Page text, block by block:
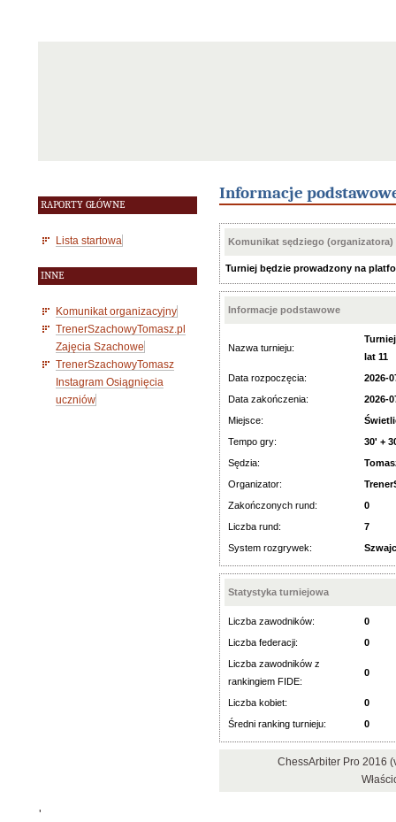
RAPORTY GŁÓWNE
Lista startowa
INNE
Komunikat organizacyjny
TrenerSzachowyTomasz.pl
Zajęcia Szachowe
TrenerSzachowyTomasz
Instagram Osiągnięcia
uczniów
Informacje
Komunikat sędziego (organizatora)
Turniej będzie prowadzony na
Informacje podstawowe
Nazwa turnieju:
lat 11
Data rozpoczęcia:
2026-
Data zakończenia:
2026-
Miejsce:
Tempo gry:
30' +
Sędzia:
Organizator:
Zakończonych rund:
0
Liczba rund:
7
System rozgrywek:
Statystyka turniejowa
Liczba zawodników:
0
Liczba federacji:
0
Liczba zawodników z
rankingiem FIDE:
0
Liczba kobiet:
0
Średni ranking turnieju:
0
ChessArbiter Pro 2016
'